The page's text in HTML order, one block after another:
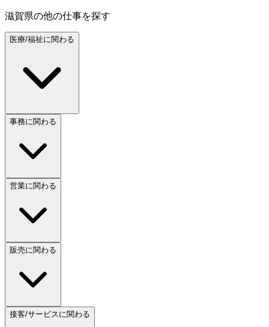
滋賀県の他の仕事を探す
医療/福祉に関わる
事務に関わる
営業に関わる
販売に関わる
接客/サービスに関わる